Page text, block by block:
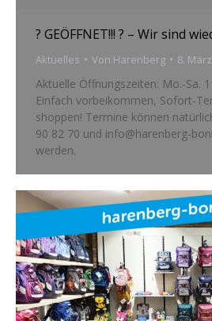
? GEÖFFNET!!! ? – Wir sind
Aktuelles Von Harenberg 8.
Aktuelle Öffnungszeiten: Mo.-Sa.
Einfach vorbeikommen, Sofort-
shoppen! Termine können
90 82 70 und info@harenberg-
werden.